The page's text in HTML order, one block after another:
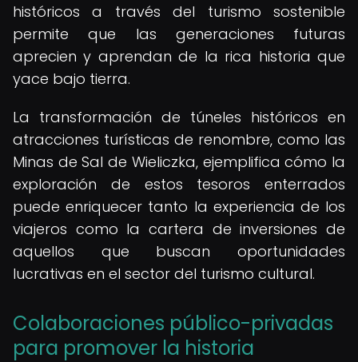
históricos a través del turismo sostenible
permite que las generaciones futuras
aprecien y aprendan de la rica historia que
yace bajo tierra.
La transformación de túneles históricos en
atracciones turísticas de renombre, como las
Minas de Sal de Wieliczka, ejemplifica cómo la
exploración de estos tesoros enterrados
puede enriquecer tanto la experiencia de los
viajeros como la cartera de inversiones de
aquellos que buscan oportunidades
lucrativas en el sector del turismo cultural.
Colaboraciones público-privadas
para promover la historia